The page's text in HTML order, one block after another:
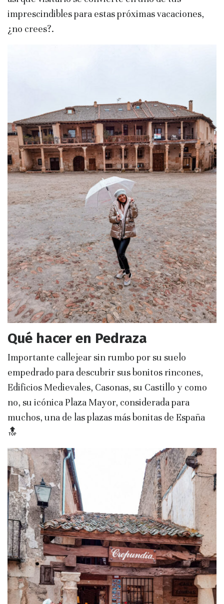
imprescindibles para estas próximas vacaciones,
¿no crees?.
Qué hacer en Pedraza
Importante callejear sin rumbo por su suelo
empedrado para descubrir sus bonitos rincones,
Edificios Medievales, Casonas, su Castillo y como
no, su icónica Plaza Mayor, considerada para
muchos, una de las plazas más bonitas de España
🔝